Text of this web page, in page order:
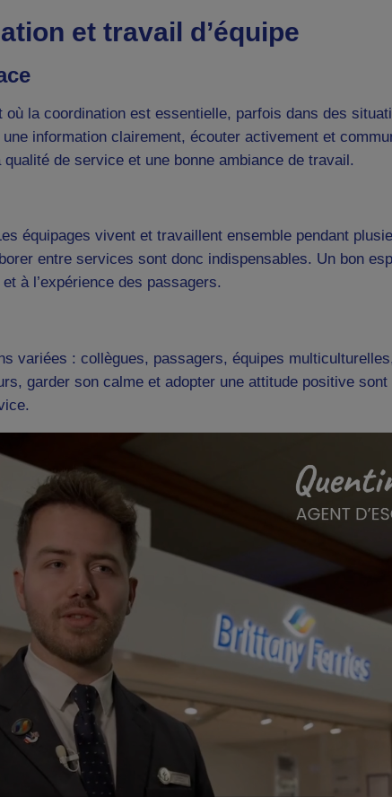
et travail d’équipe
la coordination est essentielle, parfois dans des
information clairement, écouter activement et
de service et une bonne ambiance de travail.
équipages vivent et travaillent ensemble pendant
entre services sont donc indispensables. Un bon
à l’expérience des passagers.
variées : collègues, passagers, équipes
garder son calme et adopter une attitude positive sont